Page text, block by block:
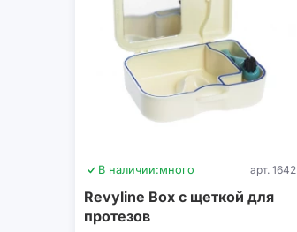
В наличии:много арт. 1642
Revyline Box с щеткой для
протезов